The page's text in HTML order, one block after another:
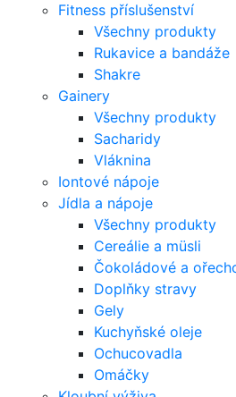
Fitness příslušenství
Všechny produkty
Rukavice a bandáže
Shakre
Gainery
Všechny produkty
Sacharidy
Vláknina
Iontové nápoje
Jídla a nápoje
Všechny produkty
Cereálie a müsli
Čokoládové a
Doplňky stravy
Gely
Kuchyňské oleje
Ochucovadla
Omáčky